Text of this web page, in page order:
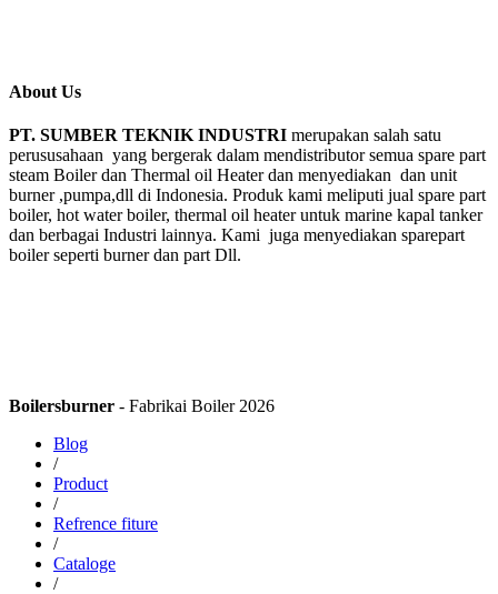
About Us
PT. SUMBER TEKNIK INDUSTRI merupakan salah satu
perususahaan yang bergerak dalam mendistributor semua spare part
steam Boiler dan Thermal oil Heater dan menyediakan dan unit
burner ,pumpa,dll di Indonesia. Produk kami meliputi jual spare part
boiler, hot water boiler, thermal oil heater untuk marine kapal tanker
dan berbagai Industri lainnya. Kami juga menyediakan sparepart
boiler seperti burner dan part Dll.
Boilersburner - Fabrikai Boiler 2026
Blog
/
Product
/
Refrence fiture
/
Cataloge
/